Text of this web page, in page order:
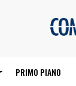
PRIMO PIANO